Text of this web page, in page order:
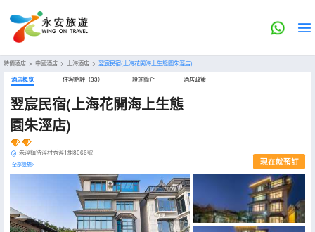
特價酒店 > 中國酒店 > 上海酒店 > 翌宸民宿(上海花開海上生態園朱涇店)
酒店概览 住客點評（33） 設施簡介 酒店政策
翌宸民宿(上海花開海上生態
園朱涇店)
朱涇鎮待涇村秀涇1組8066號
全部設施> 現在就預訂